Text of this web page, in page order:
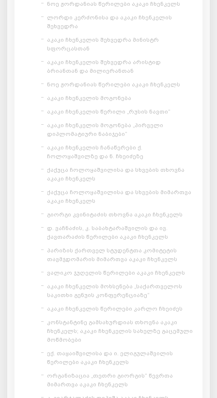
ნოე ჟორდანიას წერილები აკაკი ჩხენკელს
ლორდი კერძონისა და აკაკი ჩხენკელის
შეხვედრა
აკაკი ჩხენკელის შეხვედრა მინისტრ
სფორცასთან
აკაკი ჩხენკელის შეხვედრა არისტიდ
ბრიანთან და მილიერანთან
ნოე ჟორდანიას წერილები აკაკი ჩხენკელს
აკაკი ჩხენკელის მოგონება
აკაკი ჩხენკელის წერილი „რუსის ნავთი“
აკაკი ჩხენკელის მოგონება „პირველი
დიპლომატიური ნაბიჯები“
აკაკი ჩხენკელის ჩანაწერები ქ.
ჩოლოყაშვილზე და ნ. ჩხეიძეზე
ქაქუცა ჩოლოყაშვილისა და სხვების თხოვნა
აკაკი ჩხენკელს
ქაქუცა ჩოლოყაშვილისა და სხვების მიმართვა
აკაკი ჩხენკელს
გიორგი კვინიტაძის თხოვნა აკაკი ჩხენკელს
დ. ვაჩნაძის, კ. საბახტარაშვილის და ივ.
ქავთარაძის წერილები აკაკი ჩხენკელს
პარიზის ქართველ სტუდენტთა კომიტეტის
თავმჯდომარის მიმართვა აკაკი ჩხენკელს
ვალიკო ჯუღელის წერილები აკაკი ჩხენკელს
აკაკი ჩხენკელის მოხსენება „საქართველოს
საკითხი გენუის კონფერენციაზე“
აკაკი ჩხენკელის წერილები კარლო ჩხეიძეს
კონსტანტინე გამსახურდიას თხოვნა აკაკი
ჩხენკელს; აკაკი ჩხენკელის სახელზე გაცემული
მოწმობები
ექ. თაყაიშვილისა და ი. ელიგულაშვილის
წერილები აკაკი ჩხენკელს
ორგანიზაცია „თეთრი გიორგის“ წევრთა
მიმართვა აკაკი ჩხენკელს